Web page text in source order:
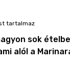
tartalmaz
sok
alól a